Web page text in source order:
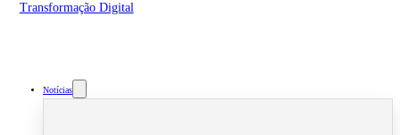
Transformação Digital
Notícias